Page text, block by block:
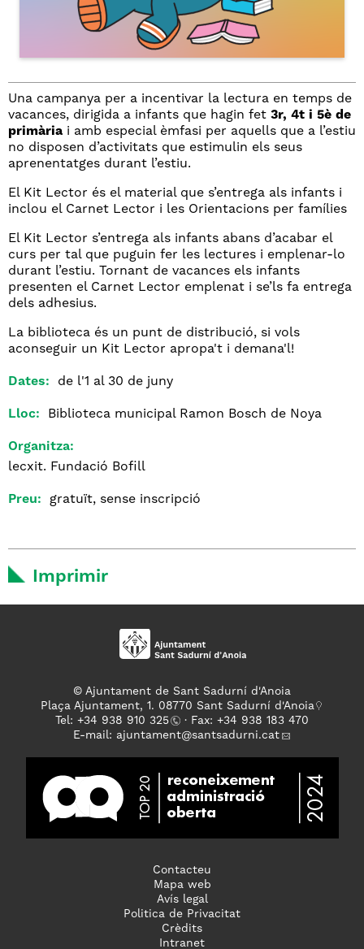
Una campanya per a incentivar la lectura en temps de
vacances, dirigida a infants que hagin fet 3r, 4t i 5è de
primària i amb especial èmfasi per aquells que a l’estiu
no disposen d’activitats que estimulin els seus
aprenentatges durant l’estiu.
El Kit Lector és el material que s’entrega als infants i
inclou el Carnet Lector i les Orientacions per famílies
El Kit Lector s’entrega als infants abans d’acabar el
curs per tal que puguin fer les lectures i emplenar-lo
durant l’estiu. Tornant de vacances els infants
presenten el Carnet Lector emplenat i se’ls fa entrega
dels adhesius.
La biblioteca és un punt de distribució, si vols
aconseguir un Kit Lector apropa't i demana'l!
Dates: de l'1 al 30 de juny
Lloc: Biblioteca municipal Ramon Bosch de Noya
Organitza:
lecxit. Fundació Bofill
Preu: gratuït, sense inscripció
Imprimir
© Ajuntament de Sant Sadurní d'Anoia
Plaça Ajuntament, 1. 08770 Sant Sadurní d'Anoia
Tel: +34 938 910 325
· Fax: +34 938 183 470
E-mail: ajuntament@santsadurni.cat
Contacteu
Mapa web
Avís legal
Politica de Privacitat
Crèdits
Intranet